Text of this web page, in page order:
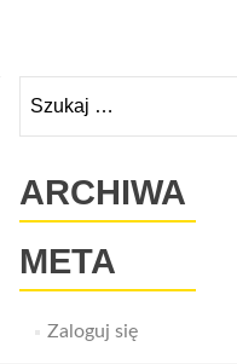
ARCHIWA
META
Zaloguj się